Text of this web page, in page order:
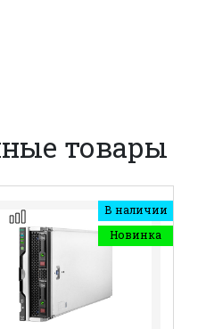
товары
В наличии
Новинка